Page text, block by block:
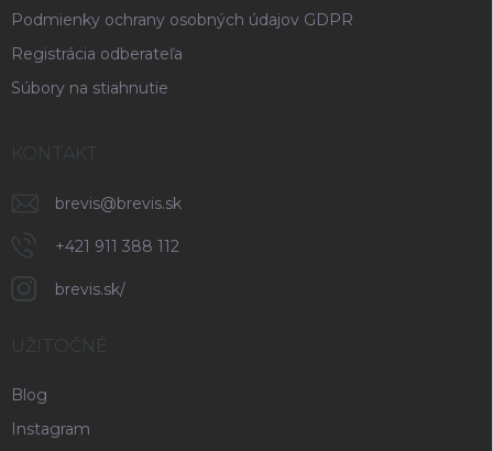
Podmienky ochrany osobných údajov GDPR
Registrácia odberateľa
Súbory na stiahnutie
KONTAKT
brevis@brevis.sk
+421 911 388 112
brevis.sk/
UŽITOČNÉ
Blog
Instagram